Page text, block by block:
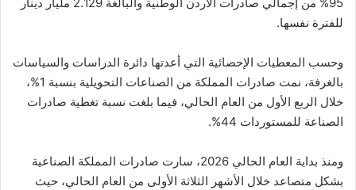
للفترة نفسها.
وحسب المعطيات الإحصائية التي أعدتها دائرة الدراسات والسياسات
بالغرفة، نمت صادرات المملكة من الصناعات التحويلية بنسبة 1%،
خلال الربع الأول من العام الحالي، فيما بلغت نسبة تغطية صادرات
الصناعة للمستوردات 44%.
ومنذ بداية العام الحالي 2026، سارت صادرات المملكة الصناعية
بشكل متصاعد خلال الأشهر الثلاثة الأولى من العام الحالي، حيث